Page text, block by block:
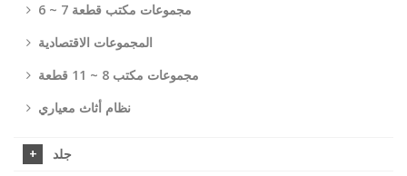
6 ~ 7 مجموعات مكتب قطعة
المجموعات الاقتصادية
مجموعات مكتب 8 ~ 11 قطعة
نظام أثاث معياري
جلد